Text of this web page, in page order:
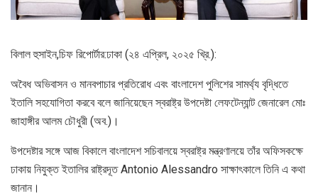
বিলাল হুসাইন,চিফ রিপোর্টার:ঢাকা (২৪ এপ্রিল, ২০২৫ খ্রি.):
অবৈধ অভিবাসন ও মানবপাচার প্রতিরোধ এবং বাংলাদেশ পুলিশের সামর্থ্য বৃদ্ধিতে
ইতালি সহযোগিতা করবে বলে জানিয়েছেন স্বরাষ্ট্র উপদেষ্টা লেফটেন্যান্ট জেনারেল মোঃ
জাহাঙ্গীর আলম চৌধুরী (অব.)।
উপদেষ্টার সঙ্গে আজ বিকালে বাংলাদেশ সচিবালয়ে স্বরাষ্ট্র মন্ত্রণালয়ে তাঁর অফিসকক্ষে
ঢাকায় নিযুক্ত ইতালির রাষ্ট্রদূত Antonio Alessandro সাক্ষাৎকালে তিনি এ কথা
জানান।